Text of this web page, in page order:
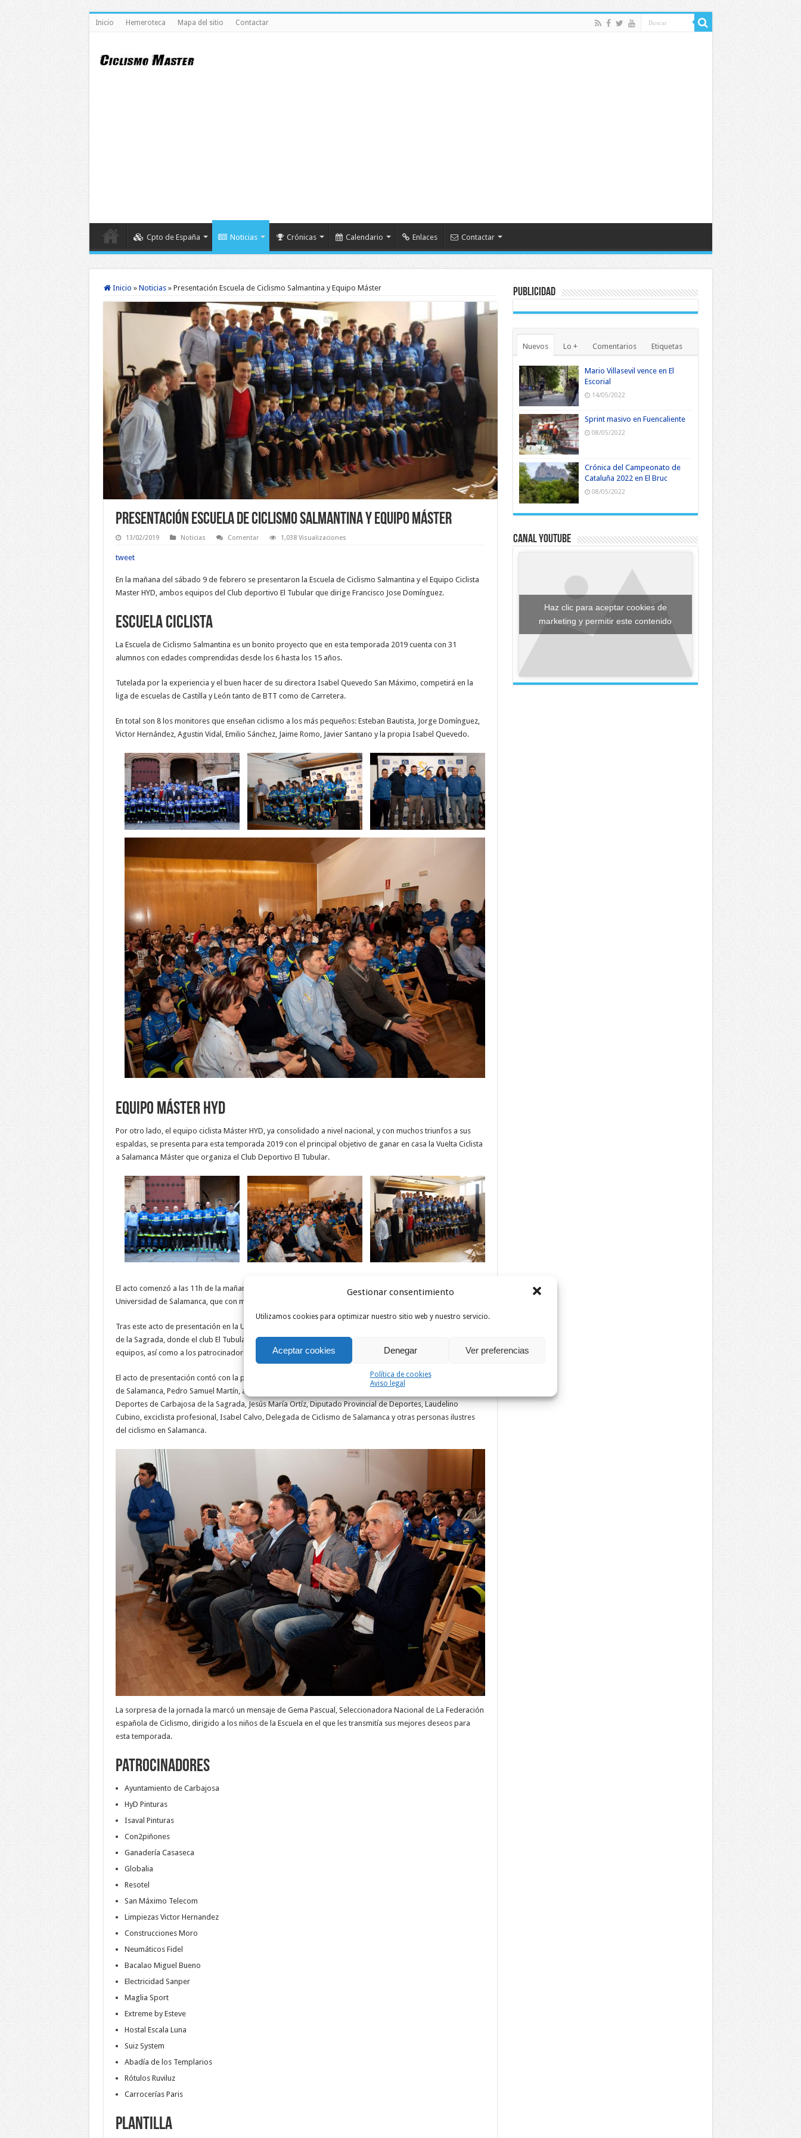
Gestionar consentimiento
Utilizamos cookies para optimizar nuestro sitio web y nuestro servicio.
Aceptar cookies Denegar Ver preferencias
Política de cookies
Aviso legal
Inicio Hemeroteca Mapa del sitio Contactar
Cpto de España Noticias Crónicas Calendario Enlaces Contactar
Inicio » Noticias » Presentación Escuela de Ciclismo Salmantina y Equipo Máster
Presentación Escuela de Ciclismo Salmantina y Equipo Máster
13/02/2019 Noticias Comentar 1,038 Visualizaciones
tweet
En la mañana del sábado 9 de febrero se presentaron la Escuela de Ciclismo Salmantina y el Equipo Ciclista
Master HYD, ambos equipos del Club deportivo El Tubular que dirige Francisco Jose Domínguez.
Escuela ciclista
La Escuela de Ciclismo Salmantina es un bonito proyecto que en esta temporada 2019 cuenta con 31
alumnos con edades comprendidas desde los 6 hasta los 15 años.
Tutelada por la experiencia y el buen hacer de su directora Isabel Quevedo San Máximo, competirá en la
liga de escuelas de Castilla y León tanto de BTT como de Carretera.
En total son 8 los monitores que enseñan ciclismo a los más pequeños: Esteban Bautista, Jorge Domínguez,
Victor Hernández, Agustin Vidal, Emilio Sánchez, Jaime Romo, Javier Santano y la propia Isabel Quevedo.
Equipo máster HyD
Por otro lado, el equipo ciclista Máster HYD, ya consolidado a nivel nacional, y con muchos triunfos a sus
espaldas, se presenta para esta temporada 2019 con el principal objetivo de ganar en casa la Vuelta Ciclista
a Salamanca Máster que organiza el Club Deportivo El Tubular.
El acto comenzó a las 11h de la mañana, con las fotos oficiales de ambos equipos en la Fachada de la
Universidad de Salamanca, que con motivo de su octavo centenario sirvió de espectacular escenario.
Tras este acto de presentación en la Universidad de Salamanca, tuvo lugar otro en la localidad de Carbajosa
de la Sagrada, donde el club El Tubular tiene su sede. Allí se presentó uno a uno a los integrantes de ambos
equipos, así como a los patrocinadores que hacen posible que el proyecto continúe un año más.
El acto de presentación contó con la presencia, entre otros, de Enrique Cabero, vicerrector de la Universidad
de Salamanca, Pedro Samuel Martín, alcalde de Carbajosa de la Sagrada, José Álvarez, Concejal de
Deportes de Carbajosa de la Sagrada, Jesús María Ortíz, Diputado Provincial de Deportes, Laudelino
Cubino, exciclista profesional, Isabel Calvo, Delegada de Ciclismo de Salamanca y otras personas ilustres
del ciclismo en Salamanca.
La sorpresa de la jornada la marcó un mensaje de Gema Pascual, Seleccionadora Nacional de La Federación
española de Ciclismo, dirigido a los niños de la Escuela en el que les transmitía sus mejores deseos para
esta temporada.
Patrocinadores
Ayuntamiento de Carbajosa
HyD Pinturas
Isaval Pinturas
Con2piñones
Ganadería Casaseca
Globalia
Resotel
San Máximo Telecom
Limpiezas Victor Hernandez
Construcciones Moro
Neumáticos Fidel
Bacalao Miguel Bueno
Electricidad Sanper
Maglia Sport
Extreme by Esteve
Hostal Escala Luna
Suiz System
Abadía de los Templarios
Rótulos Ruviluz
Carrocerías Paris
Plantilla
Publicidad
Nuevos Lo + Comentarios Etiquetas
Mario Villasevil vence en El
Escorial
14/05/2022
Sprint masivo en Fuencaliente
08/05/2022
Crónica del Campeonato de
Cataluña 2022 en El Bruc
08/05/2022
Canal YouTube
Haz clic para aceptar cookies de
marketing y permitir este contenido